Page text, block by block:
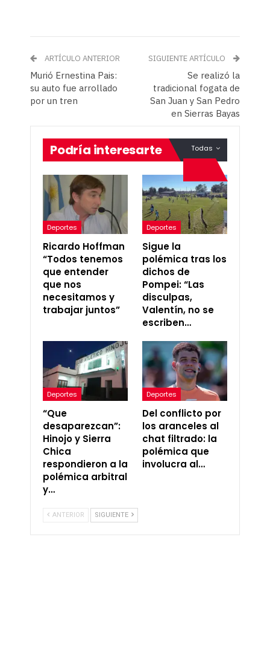
ARTÍCULO ANTERIOR
Murió Ernestina Pais:
su auto fue arrollado
por un tren
SIGUIENTE ARTÍCULO
Se realizó la
tradicional fogata de
San Juan y San Pedro
en Sierras Bayas
Todas
Podría interesarte
Deportes
Ricardo Hoffman
“Todos tenemos
que entender
que nos
necesitamos y
trabajar juntos”
Deportes
Sigue la
polémica tras los
dichos de
Pompei: “Las
disculpas,
Valentín, no se
escriben…
Deportes
“Que
desaparezcan”:
Hinojo y Sierra
Chica
respondieron a la
polémica arbitral
y…
Deportes
Del conflicto por
los aranceles al
chat filtrado: la
polémica que
involucra al…
ANTERIOR SIGUIENTE